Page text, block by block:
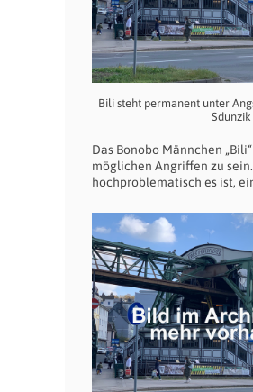
Bili steht permanent unter
Sdunzik
Das Bonobo Männchen
möglichen Angriffen zu
hochproblematisch es ist,